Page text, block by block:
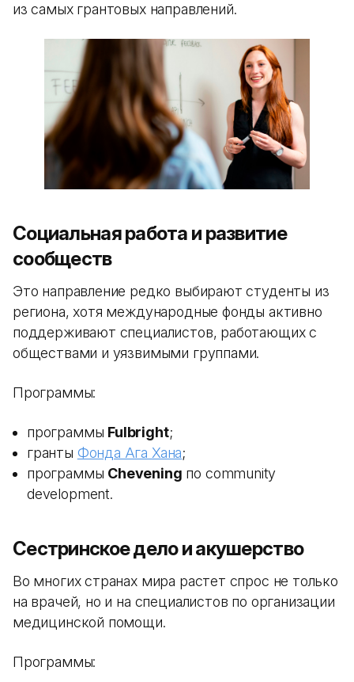
из самых грантовых направлений.
Социальная работа и развитие
сообществ
Это направление редко выбирают студенты из
региона, хотя международные фонды активно
поддерживают специалистов, работающих с
обществами и уязвимыми группами.
Программы:
программы Fulbright;
гранты Фонда Ага Хана;
программы Chevening по community
development.
Сестринское дело и акушерство
Во многих странах мира растет спрос не только
на врачей, но и на специалистов по организации
медицинской помощи.
Программы: